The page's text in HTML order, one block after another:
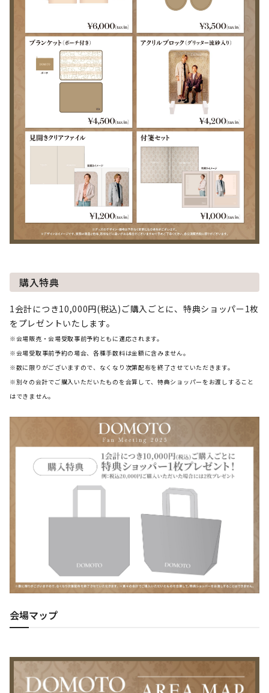
購入特典
1会計につき10,000円(税込)ご購入ごとに、特典ショッパー1枚
をプレゼントいたします。
※会場販売・会場受取事前予約ともに適応されます。
※会場受取事前予約の場合、各種手数料は金額に含みません。
※数に限りがございますので、なくなり次第配布を終了させていただきます。
※別々の会計でご購入いただいたものを合算して、特典ショッパーをお渡しすること
はできません。
会場マップ